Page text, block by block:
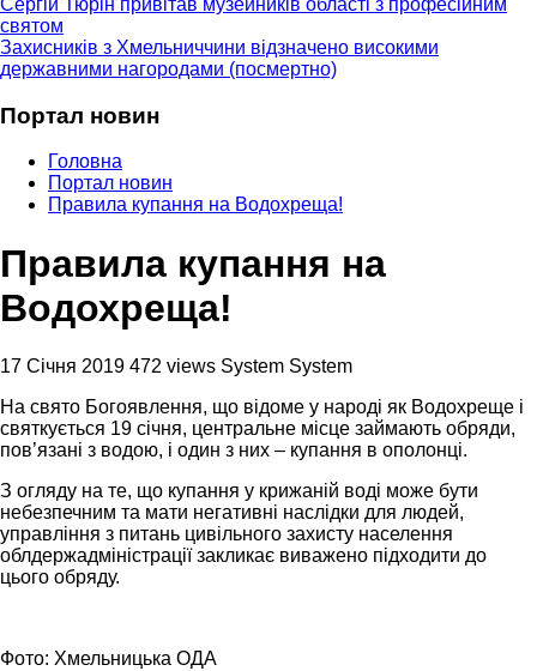
Сергій Тюрін привітав музейників області з професійним
святом
Захисників з Хмельниччини відзначено високими
державними нагородами (посмертно)
Портал новин
Головна
Портал новин
Правила купання на Водохреща!
Правила купання на
Водохреща!
17 Січня 2019 472 views System System
На свято Богоявлення, що відоме у народі як Водохреще і
святкується 19 січня, центральне місце займають обряди,
пов’язані з водою, і один з них – купання в ополонці.
З огляду на те, що купання у крижаній воді може бути
небезпечним та мати негативні наслідки для людей,
управління з питань цивільного захисту населення
облдержадміністрації закликає виважено підходити до
цього обряду.
Фото: Хмельницька ОДА